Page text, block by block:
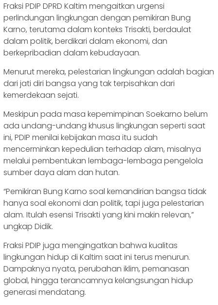
Fraksi PDIP DPRD Kaltim mengaitkan urgensi
perlindungan lingkungan dengan pemikiran Bung
Karno, terutama dalam konteks Trisakti, berdaulat
dalam politik, berdikari dalam ekonomi, dan
berkepribadian dalam kebudayaan.
Menurut mereka, pelestarian lingkungan adalah bagian
dari jati diri bangsa yang tak terpisahkan dari
kemerdekaan sejati.
Meskipun pada masa kepemimpinan Soekarno belum
ada undang-undang khusus lingkungan seperti saat
ini, PDIP menilai kebijakan masa itu sudah
mencerminkan kepedulian terhadap alam, misalnya
melalui pembentukan lembaga-lembaga pengelola
sumber daya alam dan hutan.
“Pemikiran Bung Karno soal kemandirian bangsa tidak
hanya soal ekonomi dan politik, tapi juga pelestarian
alam. Itulah esensi Trisakti yang kini makin relevan,”
ungkap Didik.
Fraksi PDIP juga mengingatkan bahwa kualitas
lingkungan hidup di Kaltim saat ini terus menurun.
Dampaknya nyata, perubahan iklim, pemanasan
global, hingga terancamnya kelangsungan hidup
generasi mendatang.